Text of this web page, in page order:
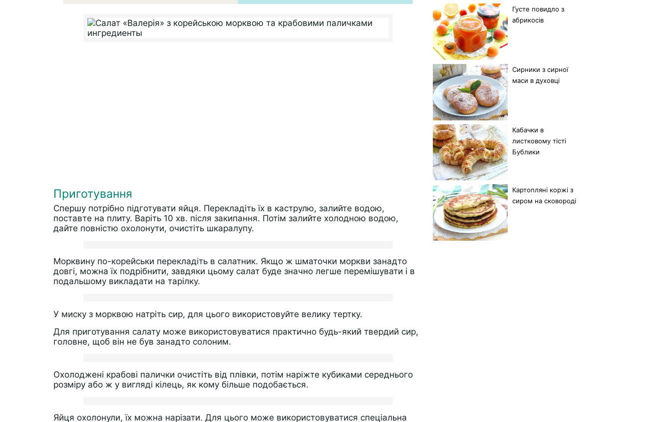
Приготування
Спершу потрібно підготувати яйця. Перекладіть їх в каструлю, залийте водою,
поставте на плиту. Варіть 10 хв. після закипання. Потім залийте холодною водою,
дайте повністю охолонути, очистіть шкаралупу.
Морквину по-корейськи перекладіть в салатник. Якщо ж шматочки моркви занадто
довгі, можна їх подрібнити, завдяки цьому салат буде значно легше перемішувати і в
подальшому викладати на тарілку.
У миску з морквою натріть сир, для цього використовуйте велику тертку.
Для приготування салату може використовуватися практично будь-який твердий сир,
головне, щоб він не був занадто солоним.
Охолоджені крабові палички очистіть від плівки, потім наріжте кубиками середнього
розміру або ж у вигляді кілець, як кому більше подобається.
Яйця охолонули, їх можна нарізати. Для цього може використовуватися спеціальна
Густе повидло з
абрикосів
Сирники з сирної
маси в духовці
Кабачки в
листковому тісті
Бублики
Картопляні коржі з
сиром на сковороді